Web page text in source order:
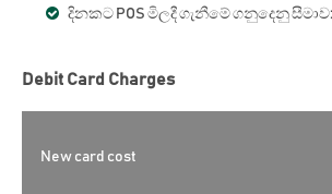
දිනකට POS මිලදී ගැනීමේ ගනුදෙනු සීමාව:
Debit Card Charges
New card cost